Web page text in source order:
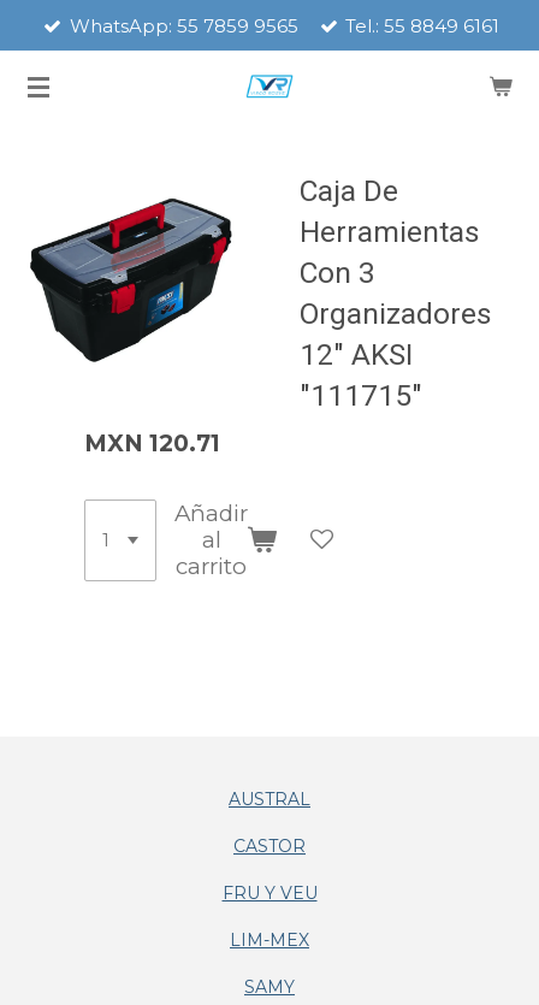
contenido
WhatsApp: 55 7859 9565 Tel.: 55 8849 6161
Caja De
Herramientas
Con 3
Organizadores
12" AKSI
"111715"
MXN 120.71
Añadir
al
carrito
AUSTRAL
CASTOR
FRU Y VEU
LIM-MEX
SAMY